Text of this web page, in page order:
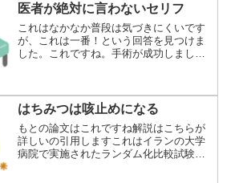
医者が絶対に言わないセリフ
これはなかなか普段は気づきにくいです
が、これは一番！という回答を見つけま
した。これですね。手術が成功しました
はちみつは咳止めになる
もとの論文はこれですね解説はこちらが
詳しいの引用しますこれはイランの大学
病院で実施されたランダム化比較試験で